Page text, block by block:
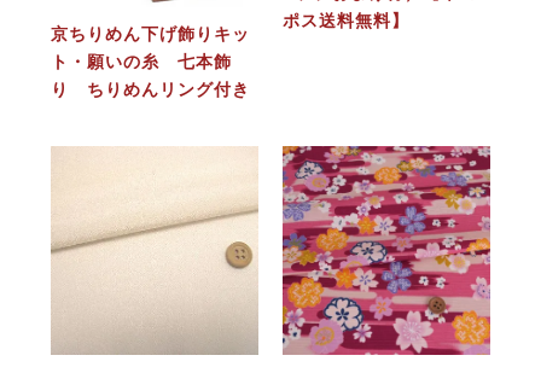
京ちりめん下げ飾りキッ
ト・願いの糸 七本飾
り ちりめんリング付き
ポス送料無料】